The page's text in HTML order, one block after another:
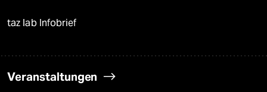
taz lab Infobrief
Veranstaltungen